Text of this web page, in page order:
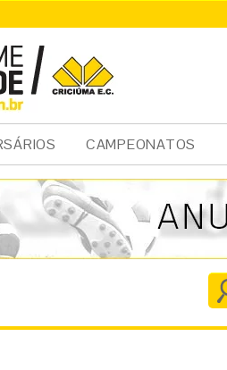
CAMPEONATOS